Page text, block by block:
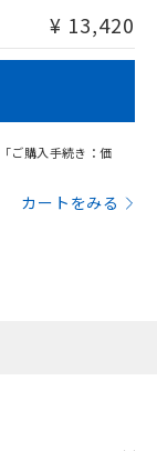
¥ 13,420
ご購入手続き：価
カートをみる